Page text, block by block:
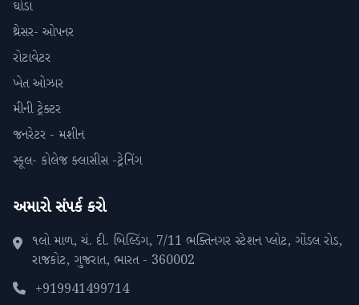
ઘોડા
થ્રેસર- ઓપનર
રોટાવેટર
ખેત ઓઝાર
મીની ટ્રેક્ટર
જનરેટર - મશીન
સ્કૂલ- કોલેજ ક્લાસીસ -ટ્રેનિંગ
અમારો સંપર્ક કરો
૧લો માળ, ચં. દી. બિલ્ડિંગ, 7/11 ભક્તિનગર સ્ટેશન પ્લોટ, ગોંડલ રોડ,
રાજકોટ, ગુજરાત, ભારત - 360002
+919941499714